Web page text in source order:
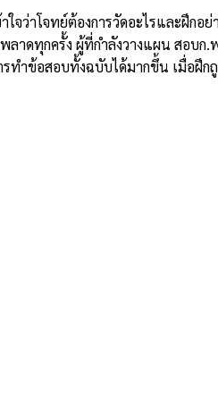
าโจทย์ต้องการวัดอะไรและฝึกอ
าดทุกครั้ง ผู้ที่กำลังวางแผน สอ
ทำข้อสอบทั้งฉบับได้มากขึ้น เมื่อ